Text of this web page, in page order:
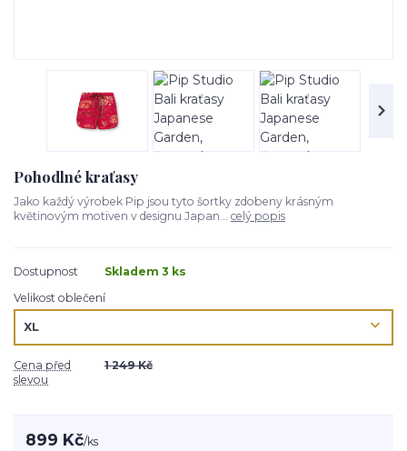
Pohodlné kraťasy
Jako každý výrobek Pip jsou tyto šortky zdobeny krásným
květinovým motiven v designu Japan... celý popis
Dostupnost
Skladem 3 ks
Velikost oblečení
Cena před
slevou
1 249 Kč
899 Kč/ks